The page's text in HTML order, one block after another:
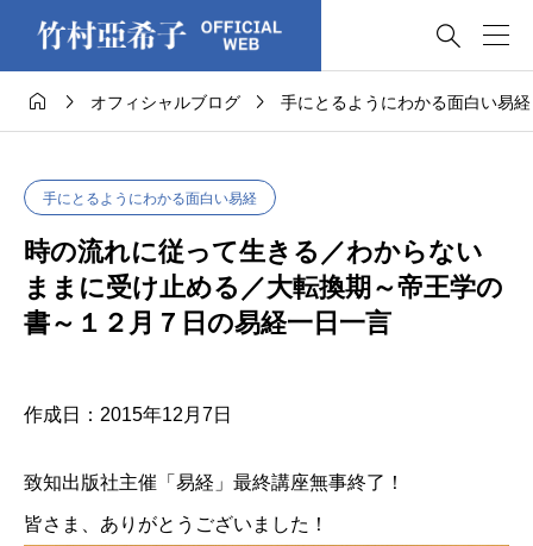

  オフィシャルブログ  手にとるようにわかる面白い易経
手にとるようにわかる面白い易経
時の流れに従って生きる／わからない
ままに受け止める／大転換期～帝王学の
書～１２月７日の易経一日一言
作成日：2015年12月7日
致知出版社主催「易経」最終講座無事終了！
皆さま、ありがとうございました！